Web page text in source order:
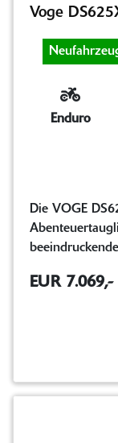
Voge
Enduro
Die VOGE
EUR 7.069,-